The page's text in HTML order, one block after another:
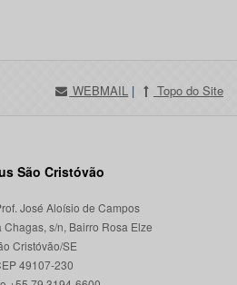
WEBMAIL | Topo do Site
São Cristóvão
José Aloísio de Campos
Chagas, s/n, Bairro Rosa Elze
Cristóvão/SE
49107-230